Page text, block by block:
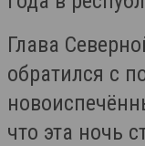
Глава
обратился с
что эта ночь